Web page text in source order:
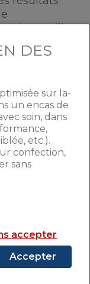
qui recueille
les
et le
qataris
face à
le
DES
sur la-
un encas de
soin, dans
etc.).
confection,
sans
accepter
Accepter